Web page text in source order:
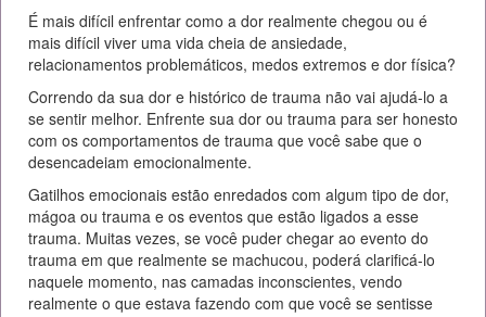
É mais difícil enfrentar como a dor realmente chegou ou é
mais difícil viver uma vida cheia de ansiedade,
relacionamentos problemáticos, medos extremos e dor física?
Correndo da sua dor e histórico de trauma não vai ajudá-lo a
se sentir melhor. Enfrente sua dor ou trauma para ser honesto
com os comportamentos de trauma que você sabe que o
desencadeiam emocionalmente.
Gatilhos emocionais estão enredados com algum tipo de dor,
mágoa ou trauma e os eventos que estão ligados a esse
trauma. Muitas vezes, se você puder chegar ao evento do
trauma em que realmente se machucou, poderá clarificá-lo
naquele momento, nas camadas inconscientes, vendo
realmente o que estava fazendo com que você se sentisse